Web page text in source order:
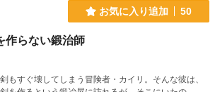
お気に入り追加 50
作らない鍛治師
もすぐ壊してしまう冒険者・カイリ。そんな彼は、